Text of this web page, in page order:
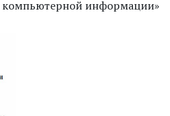
компьютерной информации»